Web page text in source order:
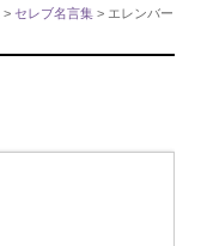
> セレブ名言集 > エレンバー